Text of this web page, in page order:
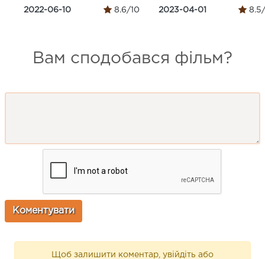
2022-06-10 8.6/10 2023-04-01 8.5/
Вам сподобався фільм?
Щоб залишити коментар, увійдіть або